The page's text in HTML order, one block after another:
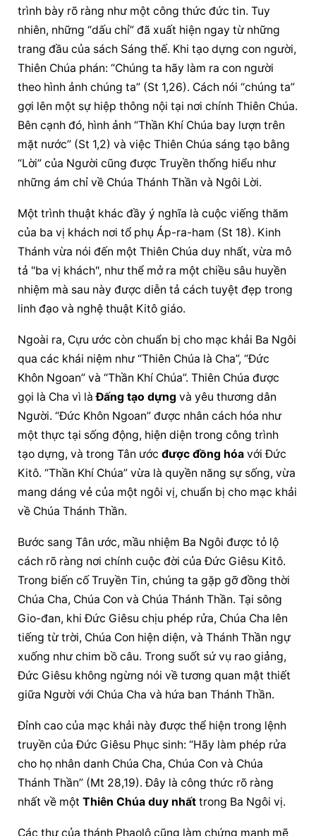
trình bày rõ ràng như một công thức đức tin. Tuy
nhiên, những “dấu chỉ” đã xuất hiện ngay từ những
trang đầu của sách Sáng thế. Khi tạo dựng con người,
Thiên Chúa phán: “Chúng ta hãy làm ra con người
theo hình ảnh chúng ta” (St 1,26). Cách nói “chúng ta”
gợi lên một sự hiệp thông nội tại nơi chính Thiên Chúa.
Bên cạnh đó, hình ảnh “Thần Khí Chúa bay lượn trên
mặt nước” (St 1,2) và việc Thiên Chúa sáng tạo bằng
“Lời” của Người cũng được Truyền thống hiểu như
những ám chỉ về Chúa Thánh Thần và Ngôi Lời.
Một trình thuật khác đầy ý nghĩa là cuộc viếng thăm
của ba vị khách nơi tổ phụ Áp-ra-ham (St 18). Kinh
Thánh vừa nói đến một Thiên Chúa duy nhất, vừa mô
tả "ba vị khách", như thể mở ra một chiều sâu huyền
nhiệm mà sau này được diễn tả cách tuyệt đẹp trong
linh đạo và nghệ thuật Kitô giáo.
Ngoài ra, Cựu ước còn chuẩn bị cho mạc khải Ba Ngôi
qua các khái niệm như “Thiên Chúa là Cha”, “Đức
Khôn Ngoan” và “Thần Khí Chúa”. Thiên Chúa được
gọi là Cha vì là Đấng tạo dựng và yêu thương dân
Người. “Đức Khôn Ngoan” được nhân cách hóa như
một thực tại sống động, hiện diện trong công trình
tạo dựng, và trong Tân ước được đồng hóa với Đức
Kitô. “Thần Khí Chúa” vừa là quyền năng sự sống, vừa
mang dáng vẻ của một ngôi vị, chuẩn bị cho mạc khải
về Chúa Thánh Thần.
Bước sang Tân ước, mầu nhiệm Ba Ngôi được tỏ lộ
cách rõ ràng nơi chính cuộc đời của Đức Giêsu Kitô.
Trong biến cố Truyền Tin, chúng ta gặp gỡ đồng thời
Chúa Cha, Chúa Con và Chúa Thánh Thần. Tại sông
Gio-đan, khi Đức Giêsu chịu phép rửa, Chúa Cha lên
tiếng từ trời, Chúa Con hiện diện, và Thánh Thần ngự
xuống như chim bồ câu. Trong suốt sứ vụ rao giảng,
Đức Giêsu không ngừng nói về tương quan mật thiết
giữa Người với Chúa Cha và hứa ban Thánh Thần.
Đỉnh cao của mạc khải này được thể hiện trong lệnh
truyền của Đức Giêsu Phục sinh: “Hãy làm phép rửa
cho họ nhân danh Chúa Cha, Chúa Con và Chúa
Thánh Thần” (Mt 28,19). Đây là công thức rõ ràng
nhất về một Thiên Chúa duy nhất trong Ba Ngôi vị.
Các thư của thánh Phaolô cũng làm chứng mạnh mẽ